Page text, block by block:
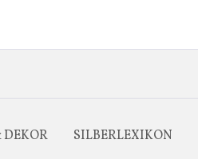
DEKOR SILBERLEXIKON